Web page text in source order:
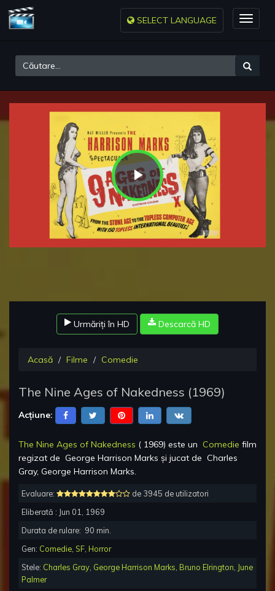
Toggle
SELECT LANGUAGE
Play
Video
Urmăriți în HD Descarcă HD
Acasă Filme Comedie
The Nine Ages of Nakedness (1969)
Acțiune:
The Nine Ages of Nakedness ( 1969) este un Comedie film
regizat de George Harrison Marks și jucat de Charles
Gray, George Harrison Marks.
Evaluare:
de 3945 de utilizatori
Eliberată : Jun 01, 1969
Durata de rulare: 90 min.
Gen: Comedie SF Horror
Stele: Charles Gray George Harrison Marks Bruno Elrington June
Palmer